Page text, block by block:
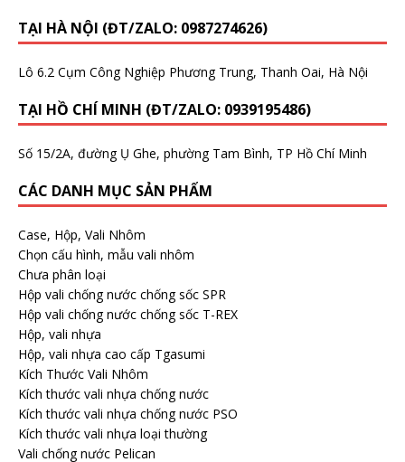
TẠI HÀ NỘI (ĐT/ZALO: 0987274626)
Lô 6.2 Cụm Công Nghiệp Phương Trung, Thanh Oai, Hà Nội
TẠI HỒ CHÍ MINH (ĐT/ZALO: 0939195486)
Số 15/2A, đường Ụ Ghe, phường Tam Bình, TP Hồ Chí Minh
CÁC DANH MỤC SẢN PHẨM
Case, Hộp, Vali Nhôm
Chọn cấu hình, mẫu vali nhôm
Chưa phân loại
Hộp vali chống nước chống sốc SPR
Hộp vali chống nước chống sốc T-REX
Hộp, vali nhựa
Hộp, vali nhựa cao cấp Tgasumi
Kích Thước Vali Nhôm
Kích thước vali nhựa chống nước
Kích thước vali nhựa chống nước PSO
Kích thước vali nhựa loại thường
Vali chống nước Pelican